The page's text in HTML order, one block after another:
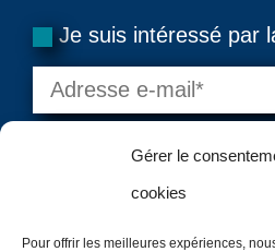
Gérer le
cookies
Pour offrir les meilleures expériences,
Je suis intéressé par